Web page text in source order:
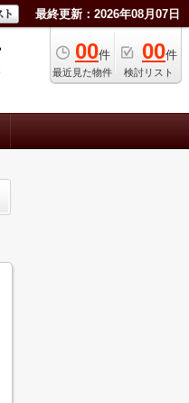
最終更新：2026年08月07日
00件
最近見た物件
00件
検討リスト